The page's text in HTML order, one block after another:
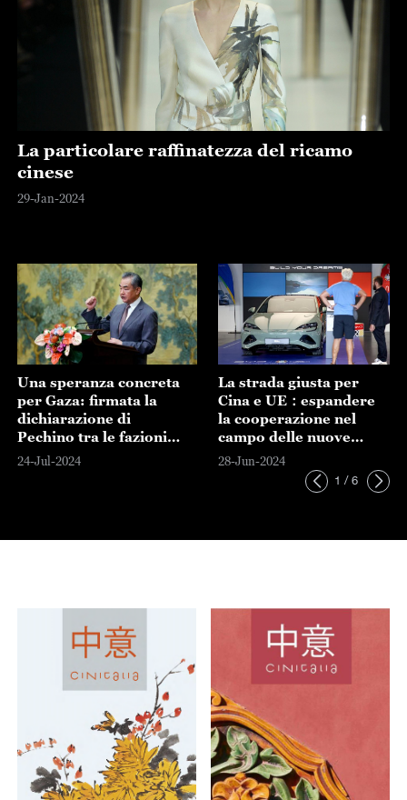
La particolare raffinatezza del ricamo
cinese
29-Jan-2024
Una speranza concreta
per Gaza: firmata la
dichiarazione di
Pechino tra le fazioni
palestinesi
24-Jul-2024
La strada giusta per
Cina e UE：espandere
la cooperazione nel
campo delle nuove
energie
28-Jun-2024
1 /6